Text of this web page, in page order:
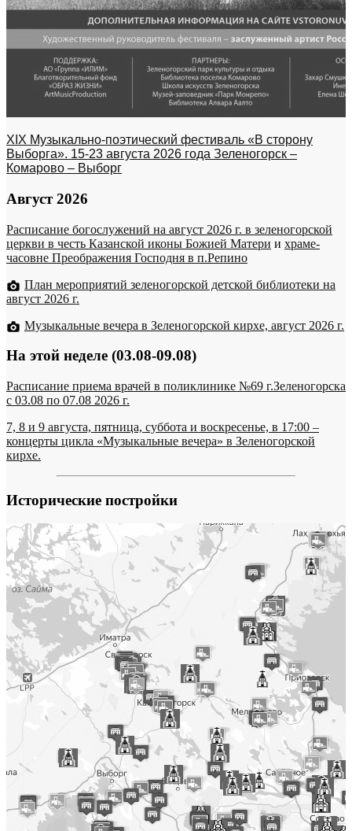
XIX Музыкально-поэтический фестиваль «В сторону
Выборга». 15-23 августа 2026 года Зеленогорск –
Комарово – Выборг
Август 2026
Расписание богослужений на август 2026 г. в зеленогорской
церкви в честь Казанской иконы Божией Матери и храме-
часовне Преображения Господня в п.Репино
План мероприятий зеленогорской детской библиотеки на
август 2026 г.
Музыкальные вечера в Зеленогорской кирхе, август 2026 г.
На этой неделе (03.08-09.08)
Расписание приема врачей в поликлинике №69 г.Зеленогорска
c 03.08 по 07.08 2026 г.
7, 8 и 9 августа, пятница, суббота и воскресенье, в 17:00 –
концерты цикла «Музыкальные вечера» в Зеленогорской
кирхе.
Исторические постройки